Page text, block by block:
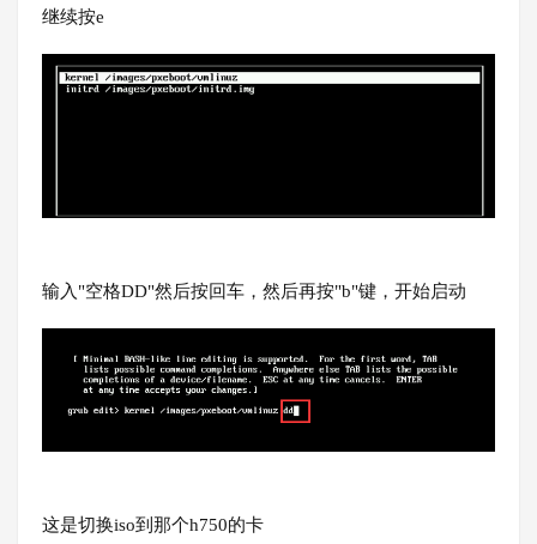
继续按e
输入"空格DD"然后按回车，然后再按"b"键，开始启动
这是切换iso到那个h750的卡